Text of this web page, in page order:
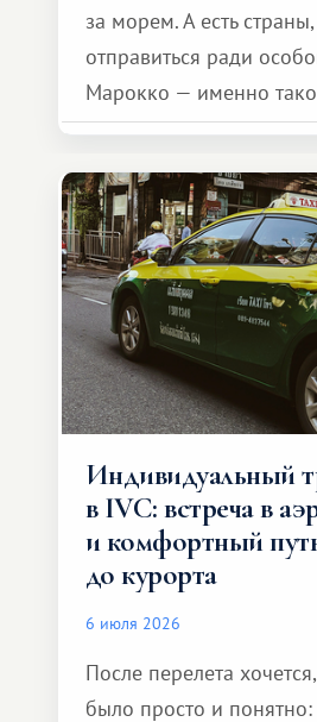
за морем. А есть
отправиться ради
Марокко — именно
Индивидуальный
в IVC: встреча в
и комфортный
до курорта
6 июля 2026
После перелета
было просто и